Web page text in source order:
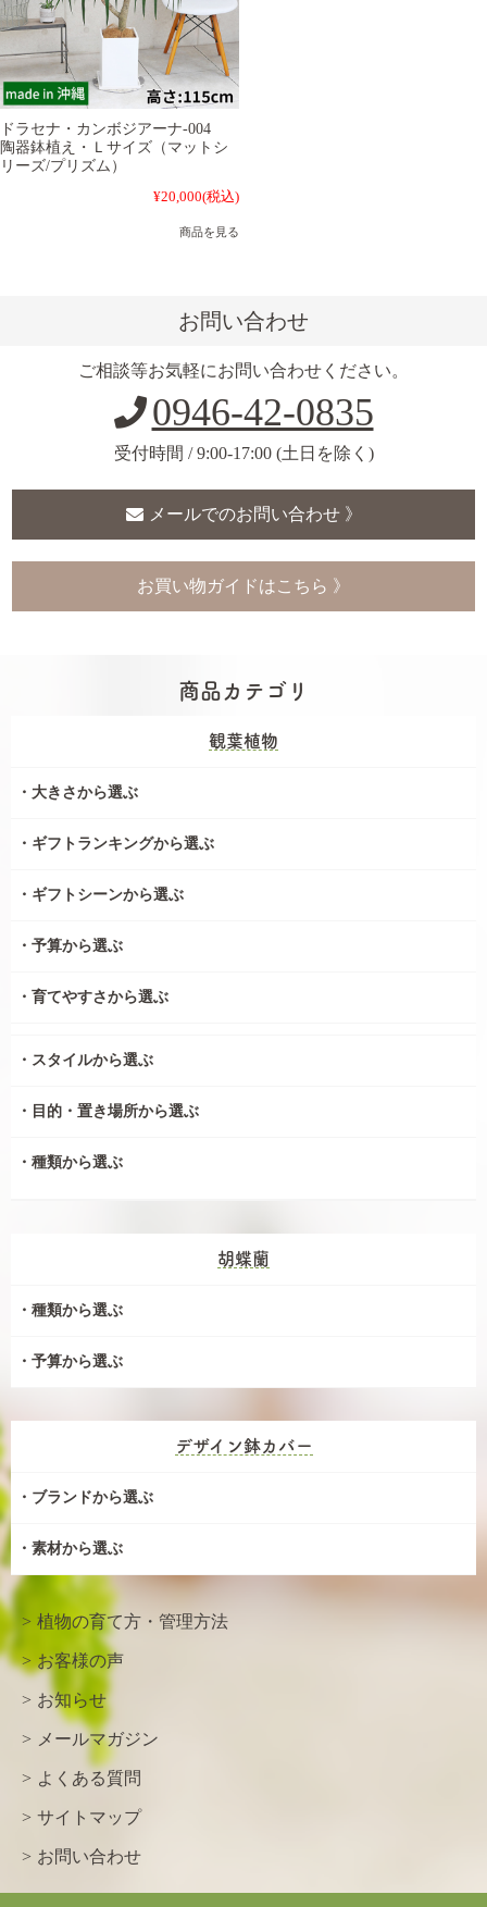
ドラセナ・カンボジアーナ-004
陶器鉢植え・Ｌサイズ（マットシ
リーズ/プリズム）
¥20,000(税込)
商品を見る
お問い合わせ
ご相談等お気軽にお問い合わせください。
0946-42-0835
受付時間 / 9:00-17:00 (土日を除く)
メールでのお問い合わせ 》
お買い物ガイドはこちら 》
商品カテゴリ
観葉植物
大きさから選ぶ
ギフトランキングから選ぶ
ギフトシーンから選ぶ
予算から選ぶ
育てやすさから選ぶ
スタイルから選ぶ
目的・置き場所から選ぶ
種類から選ぶ
胡蝶蘭
種類から選ぶ
予算から選ぶ
デザイン鉢カバー
ブランドから選ぶ
素材から選ぶ
植物の育て方・管理方法
お客様の声
お知らせ
メールマガジン
よくある質問
サイトマップ
お問い合わせ